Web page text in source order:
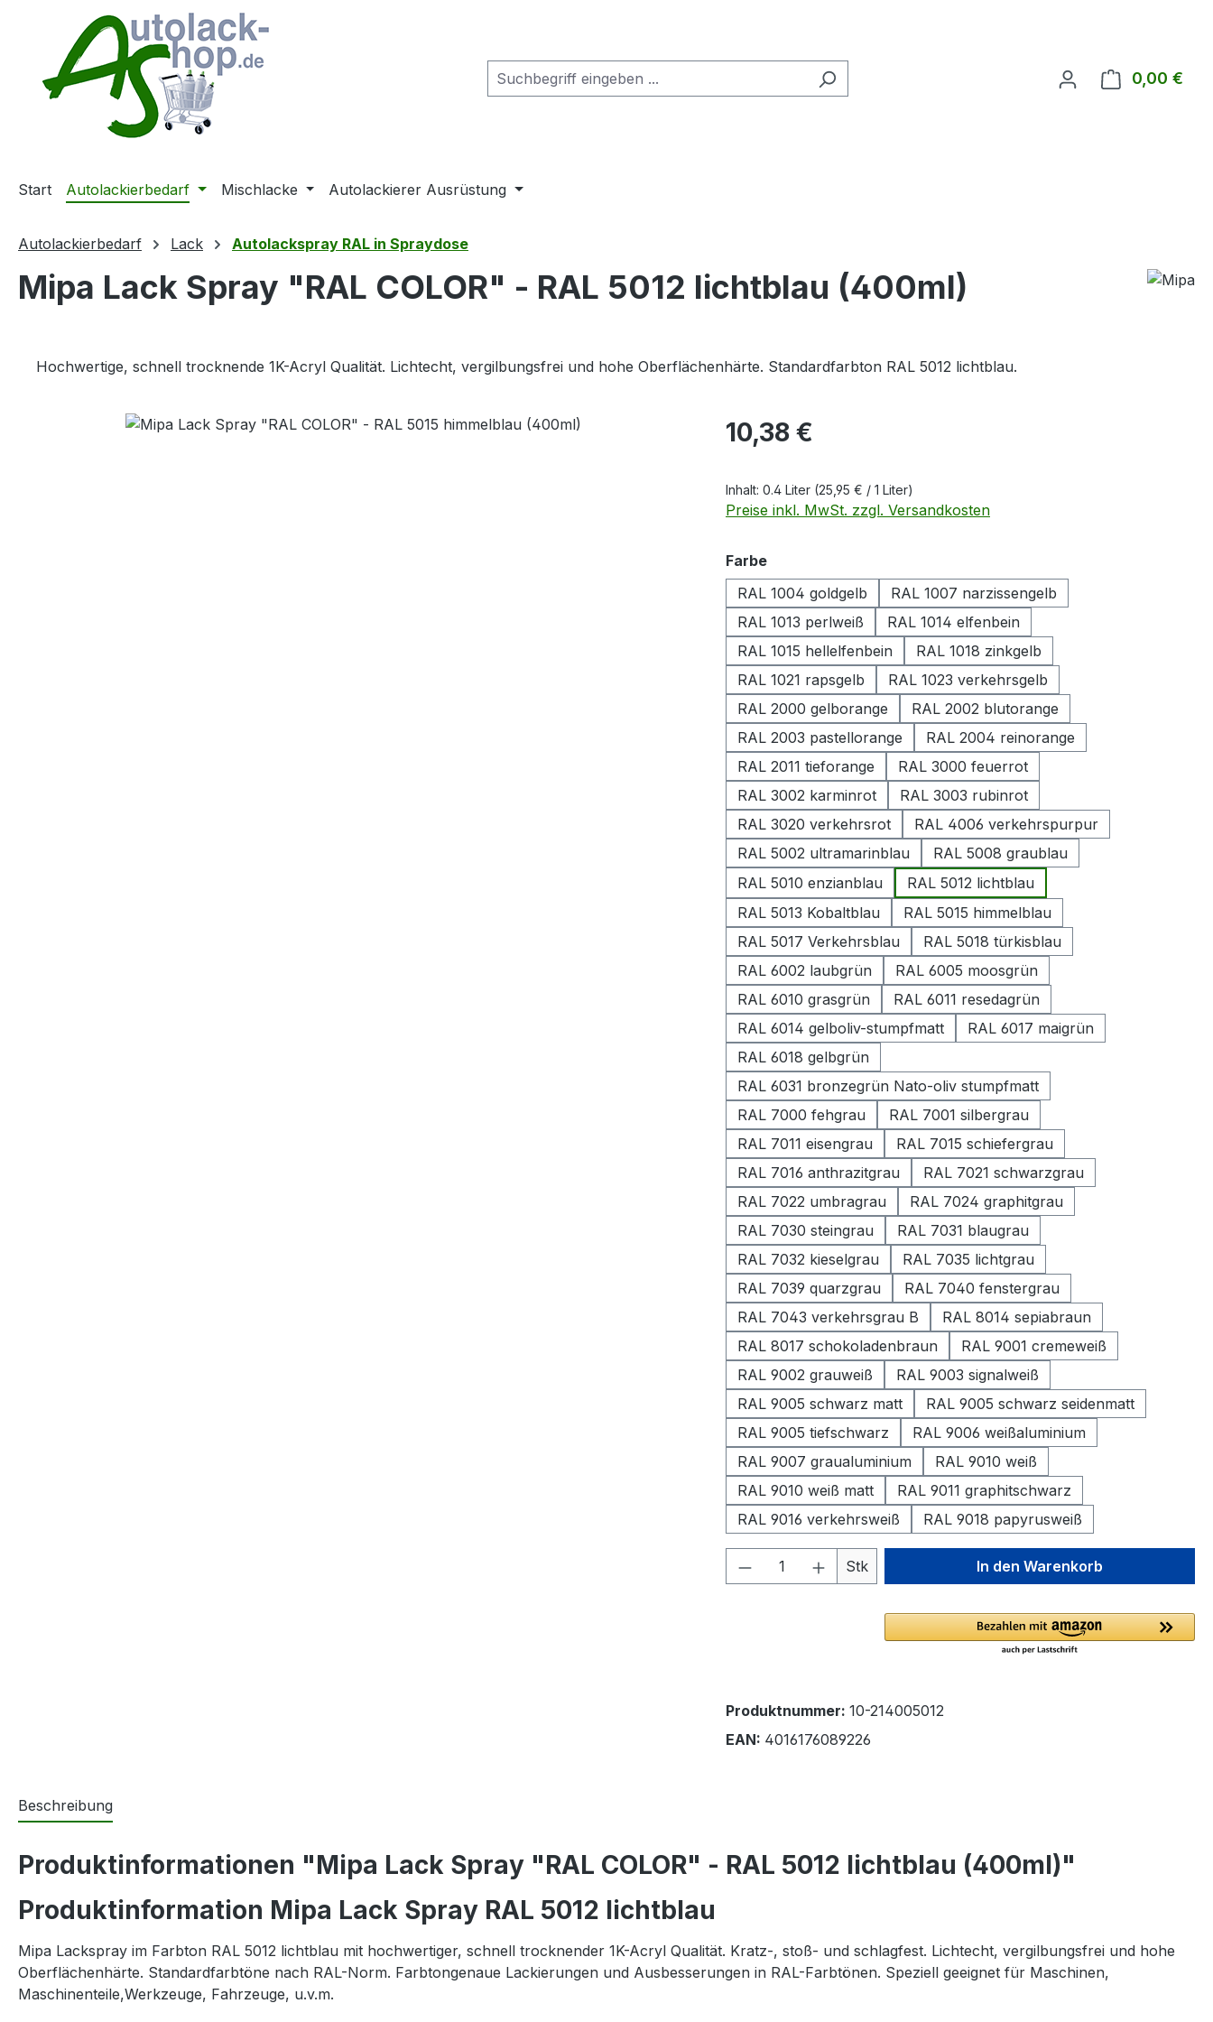
Hauptinhalt springen
Zur Suche springen
Zur Hauptnavigation springen
0,00 €
Start Autolackierbedarf Mischlacke Autolackierer Ausrüstung
Autolackierbedarf Lack Autolackspray RAL in Spraydose
Mipa Lack Spray "RAL COLOR" - RAL 5012 lichtblau (400ml)
Hochwertige, schnell trocknende 1K-Acryl Qualität. Lichtecht, vergilbungsfrei und hohe Oberflächenhärte. Standardfarbton RAL 5012 lichtblau.
Bildergalerie überspringen Regulärer Preis:
10,38 €
Inhalt: 0.4 Liter (25,95 € / 1 Liter)
Preise inkl. MwSt. zzgl. Versandkosten
Farbeauswählen
RAL 1004 goldgelb
RAL 1007 narzissengelb
RAL 1013 perlweiß
RAL 1014 elfenbein
RAL 1015 hellelfenbein
RAL 1018 zinkgelb
RAL 1021 rapsgelb
RAL 1023 verkehrsgelb
RAL 2000 gelborange
RAL 2002 blutorange
RAL 2003 pastellorange
RAL 2004 reinorange
RAL 2011 tieforange
RAL 3000 feuerrot
RAL 3002 karminrot
RAL 3003 rubinrot
RAL 3020 verkehrsrot
RAL 4006 verkehrspurpur
RAL 5002 ultramarinblau
RAL 5008 graublau
RAL 5010 enzianblau
RAL 5012 lichtblau
RAL 5013 Kobaltblau
RAL 5015 himmelblau
RAL 5017 Verkehrsblau
RAL 5018 türkisblau
RAL 6002 laubgrün
RAL 6005 moosgrün
RAL 6010 grasgrün
RAL 6011 resedagrün
RAL 6014 gelboliv-stumpfmatt
RAL 6017 maigrün
RAL 6018 gelbgrün
RAL 6031 bronzegrün Nato-oliv stumpfmatt
RAL 7000 fehgrau
RAL 7001 silbergrau
RAL 7011 eisengrau
RAL 7015 schiefergrau
RAL 7016 anthrazitgrau
RAL 7021 schwarzgrau
RAL 7022 umbragrau
RAL 7024 graphitgrau
RAL 7030 steingrau
RAL 7031 blaugrau
RAL 7032 kieselgrau
RAL 7035 lichtgrau
RAL 7039 quarzgrau
RAL 7040 fenstergrau
RAL 7043 verkehrsgrau B
RAL 8014 sepiabraun
RAL 8017 schokoladenbraun
RAL 9001 cremeweiß
RAL 9002 grauweiß
RAL 9003 signalweiß
RAL 9005 schwarz matt
RAL 9005 schwarz seidenmatt
RAL 9005 tiefschwarz
RAL 9006 weißaluminium
RAL 9007 graualuminium
RAL 9010 weiß
RAL 9010 weiß matt
RAL 9011 graphitschwarz
RAL 9016 verkehrsweiß
RAL 9018 papyrusweiß
Produkt Anzahl: Gib den gewünschten Wert
Stk In den Warenkorb
Produktnummer: 10-214005012
EAN: 4016176089226
Beschreibung
Produktinformationen "Mipa Lack Spray "RAL COLOR" - RAL 5012 lichtblau (400ml)"
Produktinformation Mipa Lack Spray RAL 5012 lichtblau
Mipa Lackspray im Farbton RAL 5012 lichtblau mit hochwertiger, schnell trocknender 1K-Acryl Qualität. Kratz-, stoß- und schlagfest. Lichtecht, vergilbungsfrei und hohe
Oberflächenhärte. Standardfarbtöne nach RAL-Norm. Farbtongenaue Lackierungen und Ausbesserungen in RAL-Farbtönen. Speziell geeignet für Maschinen,
Maschinenteile,Werkzeuge, Fahrzeuge, u.v.m.